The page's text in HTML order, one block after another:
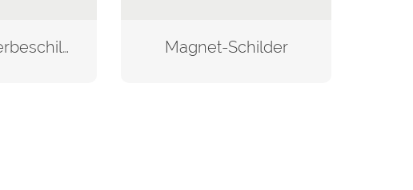
Saugnapfwerbeschilder Magnet-Schilder